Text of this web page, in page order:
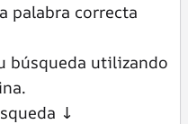
palabra correcta
búsqueda utilizando
↓